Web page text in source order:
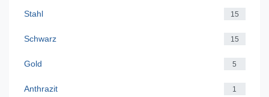
Stahl 15
Schwarz 15
Gold 5
Anthrazit 1